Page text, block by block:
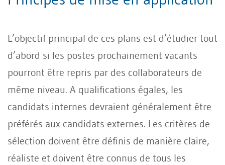
L’objectif principal de ces plans est d’étudier tout
d’abord si les postes prochainement vacants
pourront être repris par des collaborateurs de
même niveau. A qualifications égales, les
candidats internes devraient généralement être
préférés aux candidats externes. Les critères de
sélection doivent être définis de manière claire,
réaliste et doivent être connus de tous les